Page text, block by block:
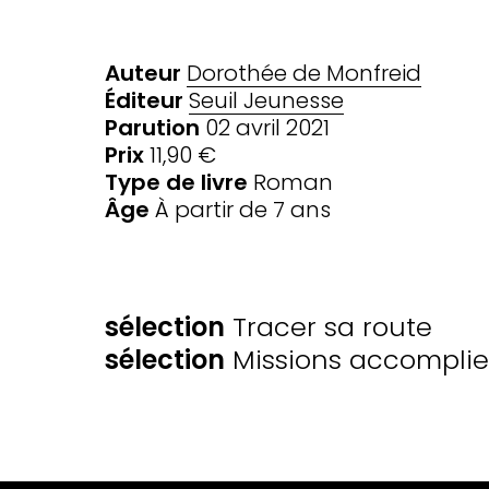
Auteur Dorothée de Monfreid
Éditeur Seuil Jeunesse
Parution 02 avril 2021
Prix11,90 €
Type de livre Roman
Âge À partir de 7 ans
SÉLECTIONS
sélection Tracer sa route
sélection Missions